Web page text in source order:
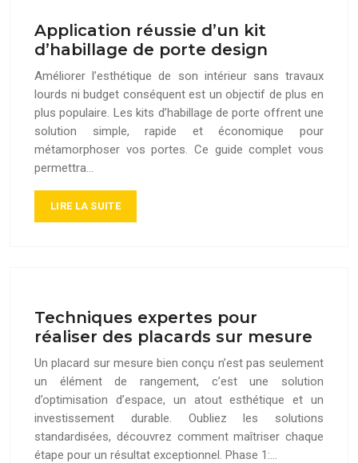
Application réussie d’un kit
d’habillage de porte design
Améliorer l’esthétique de son intérieur sans travaux
lourds ni budget conséquent est un objectif de plus en
plus populaire. Les kits d’habillage de porte offrent une
solution simple, rapide et économique pour
métamorphoser vos portes. Ce guide complet vous
permettra…
LIRE LA SUITE
Techniques expertes pour
réaliser des placards sur mesure
Un placard sur mesure bien conçu n’est pas seulement
un élément de rangement, c’est une solution
d’optimisation d’espace, un atout esthétique et un
investissement durable. Oubliez les solutions
standardisées, découvrez comment maîtriser chaque
étape pour un résultat exceptionnel. Phase 1:…